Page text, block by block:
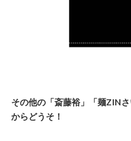
その他の「斎藤裕」「麺ZIN
からどうそ！